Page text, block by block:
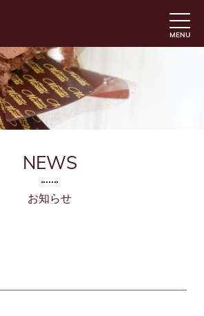
MENU
NEWS
お知らせ